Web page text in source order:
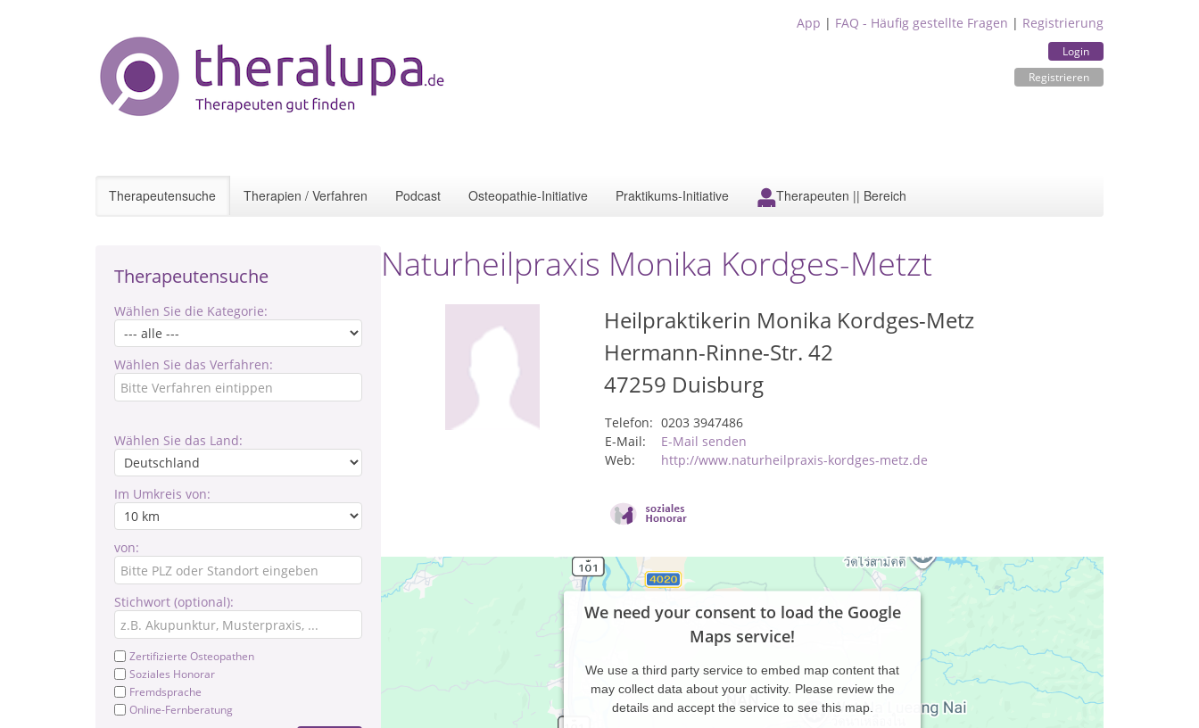
App | FAQ - Häufig gestellte Fragen | Registrierung
Login
Registrieren
Therapeutensuche Therapien / Verfahren Podcast Osteopathie-Initiative Praktikums-Initiative Therapeuten || Bereich
Therapeutensuche
Wählen Sie die Kategorie:
Wählen Sie das Verfahren:
Wählen Sie das Land:
Im Umkreis von:
von:
Stichwort (optional):
Zertifizierte Osteopathen
Soziales Honorar
Fremdsprache
Online-Fernberatung
Naturheilpraxis Monika Kordges-Metzt
Heilpraktikerin Monika Kordges-Metz
Hermann-Rinne-Str. 42
47259 Duisburg
Telefon: 0203 3947486
E-Mail:
E-Mail senden
Web:
http://www.naturheilpraxis-kordges-metz.de
We need your consent to load the Google
Maps service!
We use a third party service to embed map content that
may collect data about your activity. Please review the
details and accept the service to see this map.